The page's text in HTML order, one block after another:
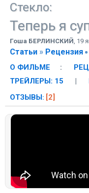
Стекло:
Теперь я
Гоша БЕРЛИНСКИЙ, 19
Статьи » Рецензия
О ФИЛЬМЕ :
ТРЕЙЛЕРЫ: 15
|
ОТЗЫВЫ: [2]